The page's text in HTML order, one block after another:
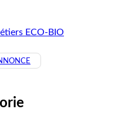
ECO-BIO